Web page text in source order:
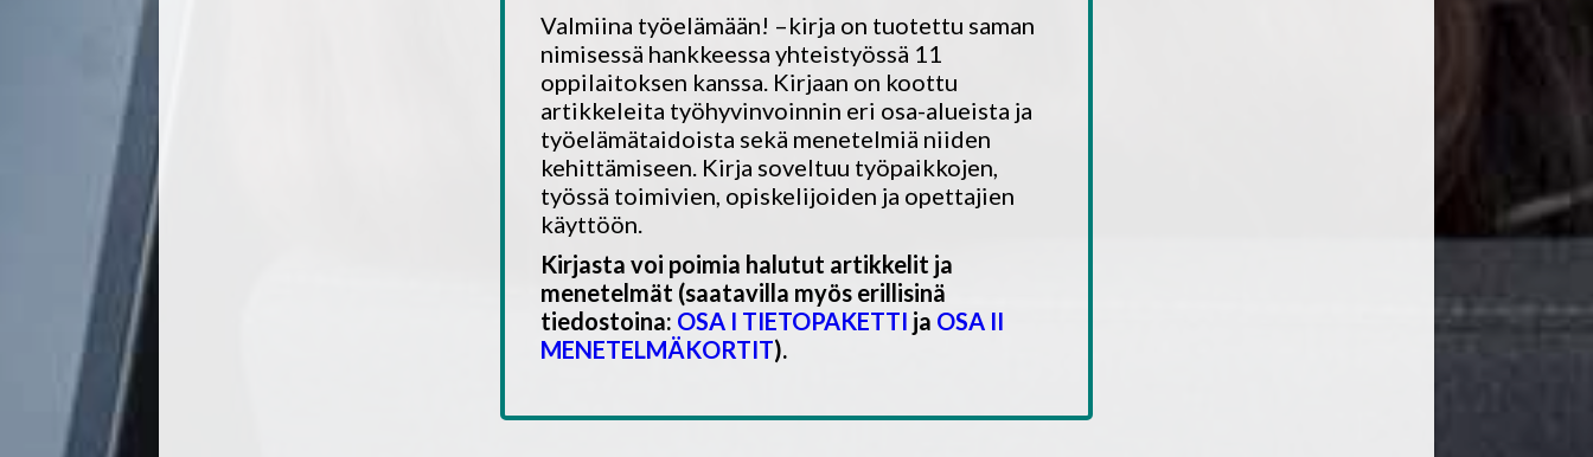
Valmiina työelämään! –kirja on tuotettu saman
nimisessä hankkeessa yhteistyössä 11
oppilaitoksen kanssa. Kirjaan on koottu
artikkeleita työhyvinvoinnin eri osa-alueista ja
työelämätaidoista sekä menetelmiä niiden
kehittämiseen. Kirja soveltuu työpaikkojen,
työssä toimivien, opiskelijoiden ja opettajien
käyttöön.
Kirjasta voi poimia halutut artikkelit ja
menetelmät (saatavilla myös erillisinä
tiedostoina: OSA I TIETOPAKETTI ja OSA II
MENETELMÄKORTIT).